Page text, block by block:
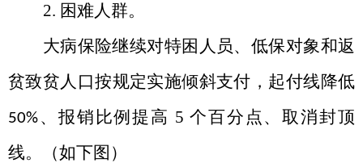
2. 困难人群。
大病保险继续对特困人员、低保对象和返
贫致贫人口按规定实施倾斜支付，起付线降低
50%、报销比例提高 5 个百分点、取消封顶
线。（如下图）